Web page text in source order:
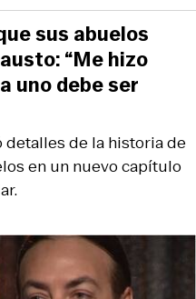
de la historia de
en un nuevo capítulo
sus abuelos
“Me hizo
uno debe ser